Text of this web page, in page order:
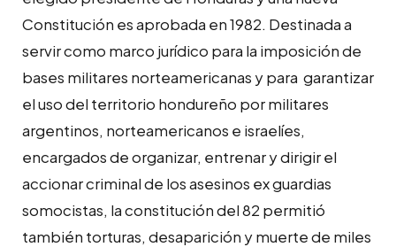
Constitución es aprobada en 1982. Destinada a
servir como marco jurídico para la imposición de
bases militares norteamericanas y para garantizar
el uso del territorio hondureño por militares
argentinos, norteamericanos e israelíes,
encargados de organizar, entrenar y dirigir el
accionar criminal de los asesinos ex guardias
somocistas, la constitución del 82 permitió
también torturas, desaparición y muerte de miles